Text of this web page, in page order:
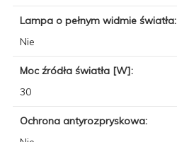
Lampa o pełnym widmie światła:
Nie
Moc źródła światła [W]:
30
Ochrona antyrozpryskowa: